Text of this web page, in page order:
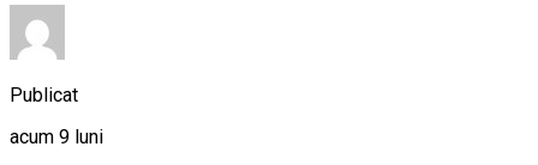
Publicat
acum 9 luni